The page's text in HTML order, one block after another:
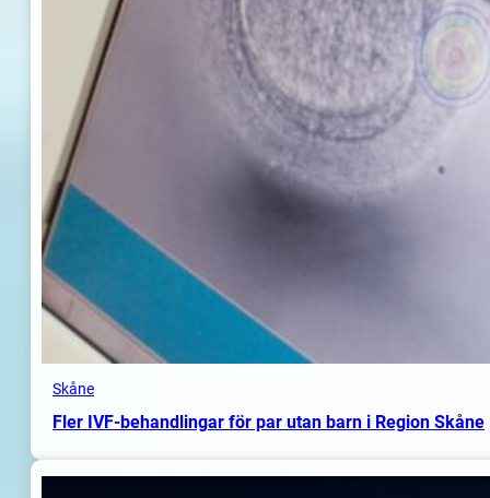
Skåne
Fler IVF-behandlingar för par utan barn i Region Skåne